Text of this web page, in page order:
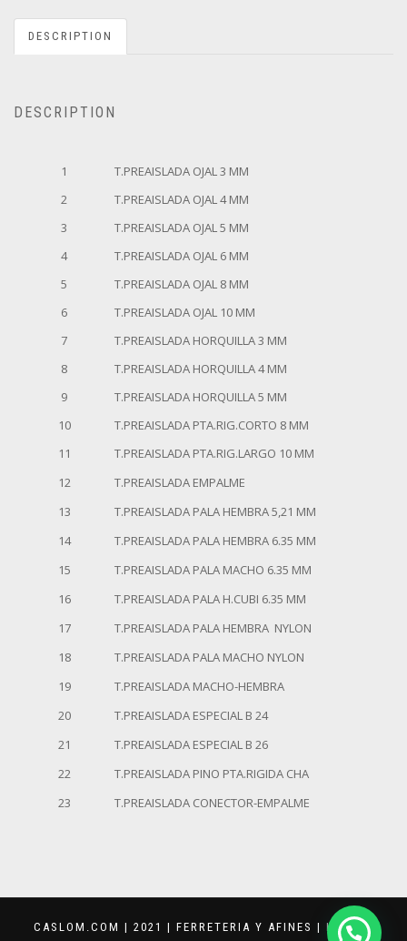
DESCRIPTION
DESCRIPTION
1
T.PREAISLADA OJAL 3 MM
2
T.PREAISLADA OJAL 4 MM
3
T.PREAISLADA OJAL 5 MM
4
T.PREAISLADA OJAL 6 MM
5
T.PREAISLADA OJAL 8 MM
6
T.PREAISLADA OJAL 10 MM
7
T.PREAISLADA HORQUILLA 3 MM
8
T.PREAISLADA HORQUILLA 4 MM
9
T.PREAISLADA HORQUILLA 5 MM
10
T.PREAISLADA PTA.RIG.CORTO 8 MM
11
T.PREAISLADA PTA.RIG.LARGO 10 MM
12
T.PREAISLADA EMPALME
13
T.PREAISLADA PALA HEMBRA 5,21 MM
14
T.PREAISLADA PALA HEMBRA 6.35 MM
15
T.PREAISLADA PALA MACHO 6.35 MM
16
T.PREAISLADA PALA H.CUBI 6.35 MM
17
T.PREAISLADA PALA HEMBRA NYLON
18
T.PREAISLADA PALA MACHO NYLON
19
T.PREAISLADA MACHO-HEMBRA
20
T.PREAISLADA ESPECIAL B 24
21
T.PREAISLADA ESPECIAL B 26
22
T.PREAISLADA PINO PTA.RIGIDA CHA
23
T.PREAISLADA CONECTOR-EMPALME
CASLOM.COM | 2021 | FERRETERIA Y AFINES | KEVVAR